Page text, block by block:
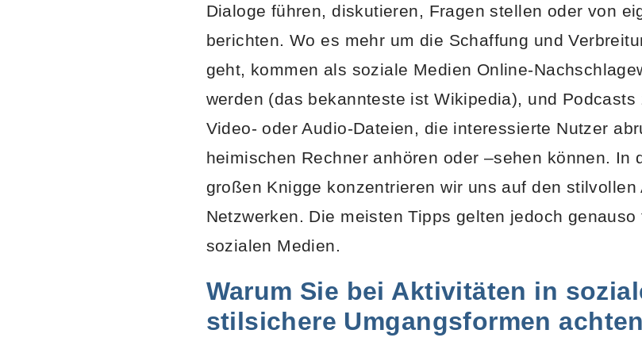
Dialoge führen, diskutieren, Fragen stellen oder von
berichten. Wo es mehr um die Schaffung und
geht, kommen als soziale Medien Online-
werden (das bekannteste ist Wikipedia), und
Video- oder Audio-Dateien, die interessierte Nutzer
heimischen Rechner anhören oder –sehen können. In
großen Knigge konzentrieren wir uns auf den
Netzwerken. Die meisten Tipps gelten jedoch
sozialen Medien.
Warum Sie bei Aktivitäten in
stilsichere Umgangsformen